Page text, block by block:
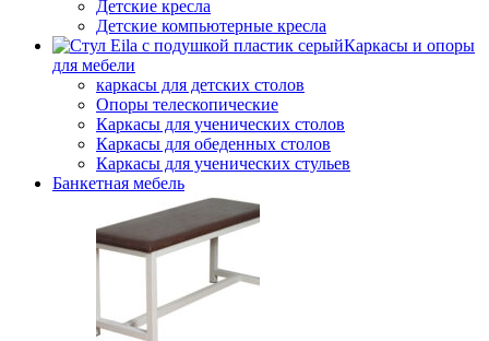
Детские кресла
Детские компьютерные кресла
Каркасы и опоры
для мебели
каркасы для детских столов
Опоры телескопические
Каркасы для ученических столов
Каркасы для обеденных столов
Каркасы для ученических стульев
Банкетная мебель